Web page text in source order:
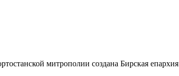
митрополии создана Бирская епархия